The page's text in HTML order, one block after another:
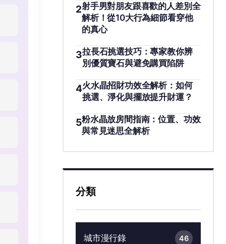
2射手男對朋友跟喜歡的人差別全
解析！從10大行為細節看穿他
的真心
3拉長石挑選技巧：專家教你辨
別優質寶石與避免購買陷阱
4火水晶招財功效全解析：如何
挑選、淨化與擺放提升財運？
5粉水晶放房間指南：位置、功效
與常見迷思全解析
分類
城市漫行錄 46